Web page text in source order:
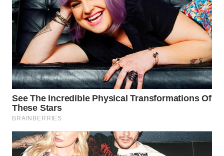
WN
NATUNA
WN
BINTAN
WN
MANDALIKA
WN
LIKUPANG